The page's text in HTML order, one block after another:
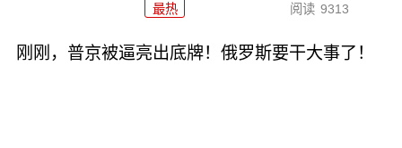
最热 阅读 9313
刚刚，普京被逼亮出底牌！俄罗斯要干大事了！